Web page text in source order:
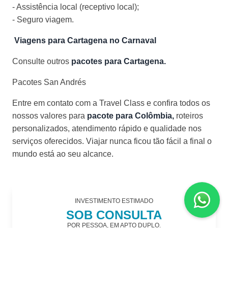
- Assistência local (receptivo local);
- Seguro viagem.
Viagens para Cartagena no Carnaval
Consulte outros pacotes para Cartagena.
Pacotes San Andrés
Entre em contato com a Travel Class e confira todos os
nossos valores para pacote para Colômbia, roteiros
personalizados, atendimento rápido e qualidade nos
serviços oferecidos. Viajar nunca ficou tão fácil a final o
mundo está ao seu alcance.
INVESTIMENTO ESTIMADO
SOB CONSULTA
POR PESSOA, EM APTO DUPLO.